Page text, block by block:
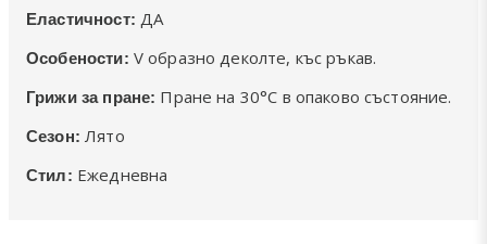
Еластичност: ДА
Особености: V образно деколте, къс ръкав.
Грижи за пране: Пране на 30°C в опаково състояние.
Сезон: Лято
Стил: Ежедневна